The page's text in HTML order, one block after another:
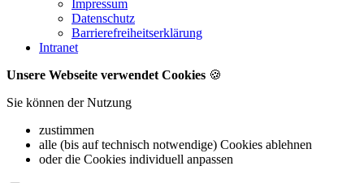
Impressum
Datenschutz
Barrierefreiheitserklärung
Intranet
Unsere Webseite verwendet Cookies 🍪
Sie können der Nutzung
zustimmen
alle (bis auf technisch notwendige) Cookies ablehnen
oder die Cookies individuell anpassen